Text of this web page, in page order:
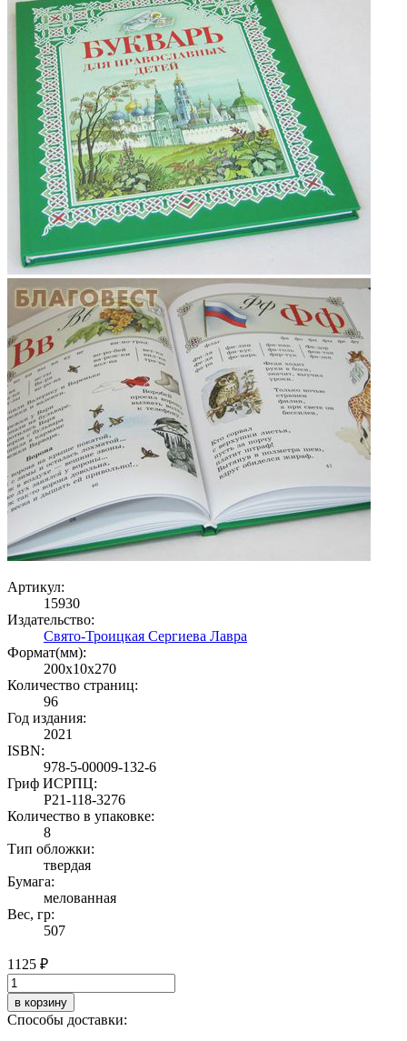
Артикул:
15930
Издательство:
Свято-Троицкая Сергиева Лавра
Формат(мм):
200x10x270
Количество страниц:
96
Год издания:
2021
ISBN:
978-5-00009-132-6
Гриф ИСРПЦ:
Р21-118-3276
Количество в упаковке:
8
Тип обложки:
твердая
Бумага:
мелованная
Вес, гр:
507
1125 ₽
в корзину
Способы доставки: